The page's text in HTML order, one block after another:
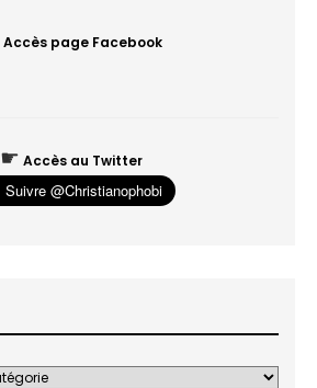
Accès page Facebook
☛ Accès au Twitter